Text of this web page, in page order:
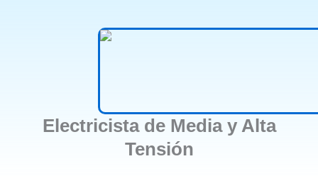
Electricista de Media y Alta
Tensión